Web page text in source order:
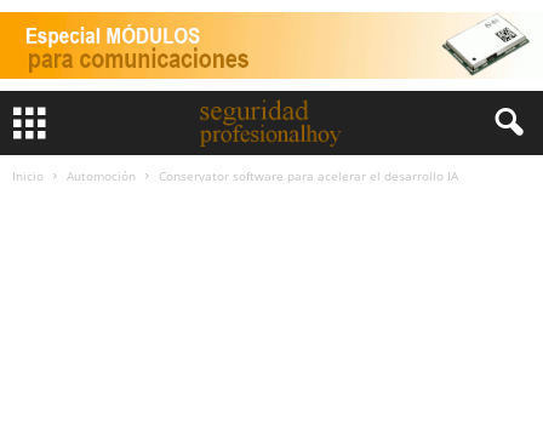
Inicio Automoción Conservator software para acelerar el desarrollo IA